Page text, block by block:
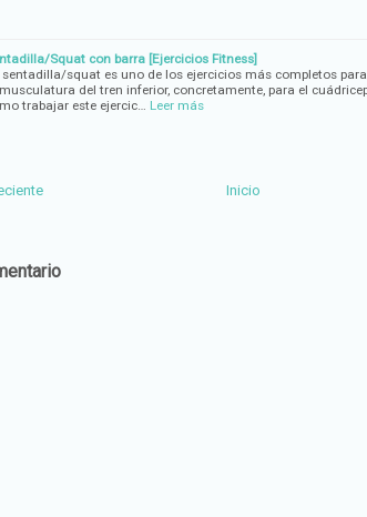
Squat con barra [Ejercicios Fitness]
sentadilla/squat es uno de los ejercicios más completos
del tren inferior, concretamente, para el
trabajar este ejercic…
Leer más
Inicio